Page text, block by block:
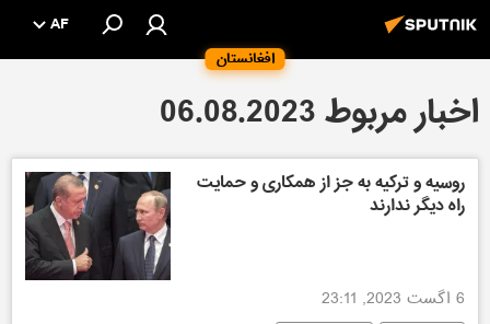
افغانستان
AF
اخبار مربوط 06.08.2023
روسیه و ترکیه به جز از همکاری و حمایت
راه دیگر ندارند
6 اگست 2023, 23:11